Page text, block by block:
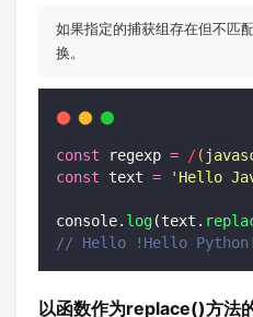
如果指定的捕获组存在但不匹
换。
const regexp = /(
const text = ' Hello
console. log(text.
// Hello !Hello Python!
以函数作为replace()方法